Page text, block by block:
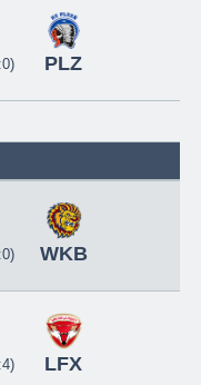
PLZ
WKB
LFX